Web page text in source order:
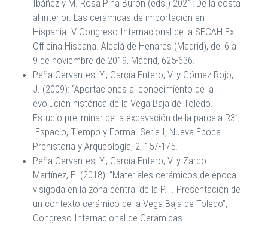
Ibáñez y M. Rosa Pina Burón (eds.) 2021: De la costa
al interior. Las cerámicas de importación en
Hispania. V Congreso Internacional de la SECAH-Ex
Officina Hispana. Alcalá de Henares (Madrid), del 6 al
9 de noviembre de 2019, Madrid, 625-636.
Peña Cervantes, Y., García-Entero, V. y Gómez Rojo,
J. (2009): “Aportaciones al conocimiento de la
evolución histórica de la Vega Baja de Toledo.
Estudio preliminar de la excavación de la parcela R3”,
Espacio, Tiempo y Forma. Serie I, Nueva Época.
Prehistoria y Arqueología, 2, 157-175.
Peña Cervantes, Y., García-Entero, V. y Zarco
Martínez, E. (2018): “Materiales cerámicos de época
visigoda en la zona central de la P. I. Presentación de
un contexto cerámico de la Vega Baja de Toledo”,
Congreso Internacional de Cerámicas